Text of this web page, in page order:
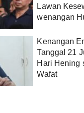
Lawan
wenangan
Kenangan
Tanggal 21
Hari Hening
Wafat